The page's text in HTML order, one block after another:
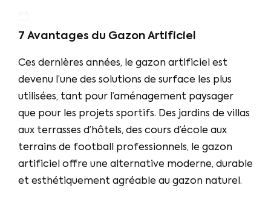
7 Avantages du Gazon Artificiel
Ces dernières années, le gazon artificiel est
devenu l’une des solutions de surface les plus
utilisées, tant pour l’aménagement paysager
que pour les projets sportifs. Des jardins de villas
aux terrasses d’hôtels, des cours d’école aux
terrains de football professionnels, le gazon
artificiel offre une alternative moderne, durable
et esthétiquement agréable au gazon naturel.